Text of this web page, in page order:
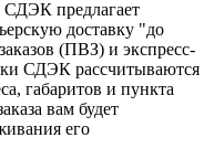
СДЭК предлагает
доставку "до
(ПВЗ) и экспресс-
СДЭК рассчитываются
габаритов и пункта
вам будет
его